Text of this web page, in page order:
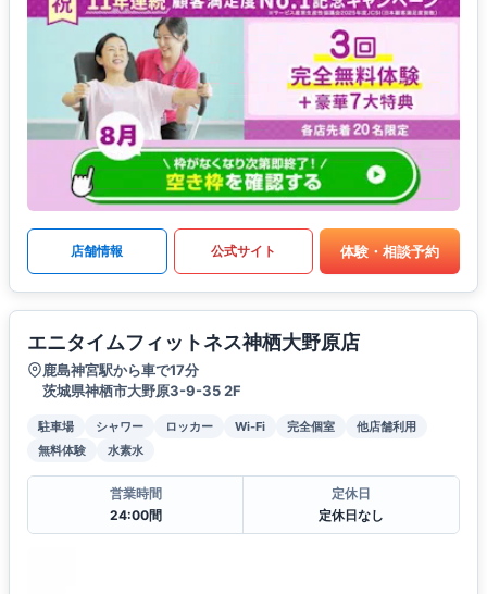
店舗情報 公式サイト 体験・相談予約
エニタイムフィットネス神栖大野原店
鹿島神宮駅から車で17分
茨城県神栖市大野原3-9-35 2F
駐車場 シャワー ロッカー Wi-Fi 完全個室
他店舗利用
無料体験
水素水
営業時間
24:00間
定休日
定休日なし